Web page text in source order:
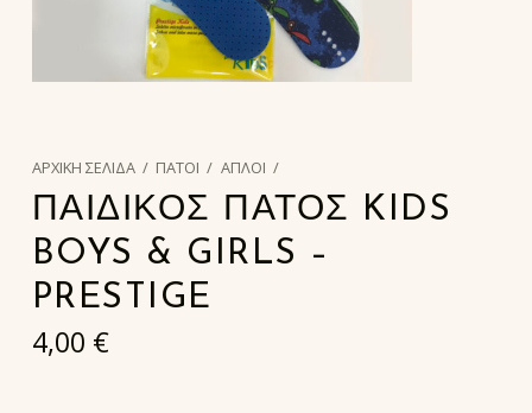
ΑΡΧΙΚΉ ΣΕΛΊΔΑ / ΠΑΤΟΙ / ΑΠΛΟΙ /
ΠΑΙΔΙΚΟΣ ΠΑΤΟΣ KIDS
BOYS & GIRLS –
PRESTIGE
4,00 €